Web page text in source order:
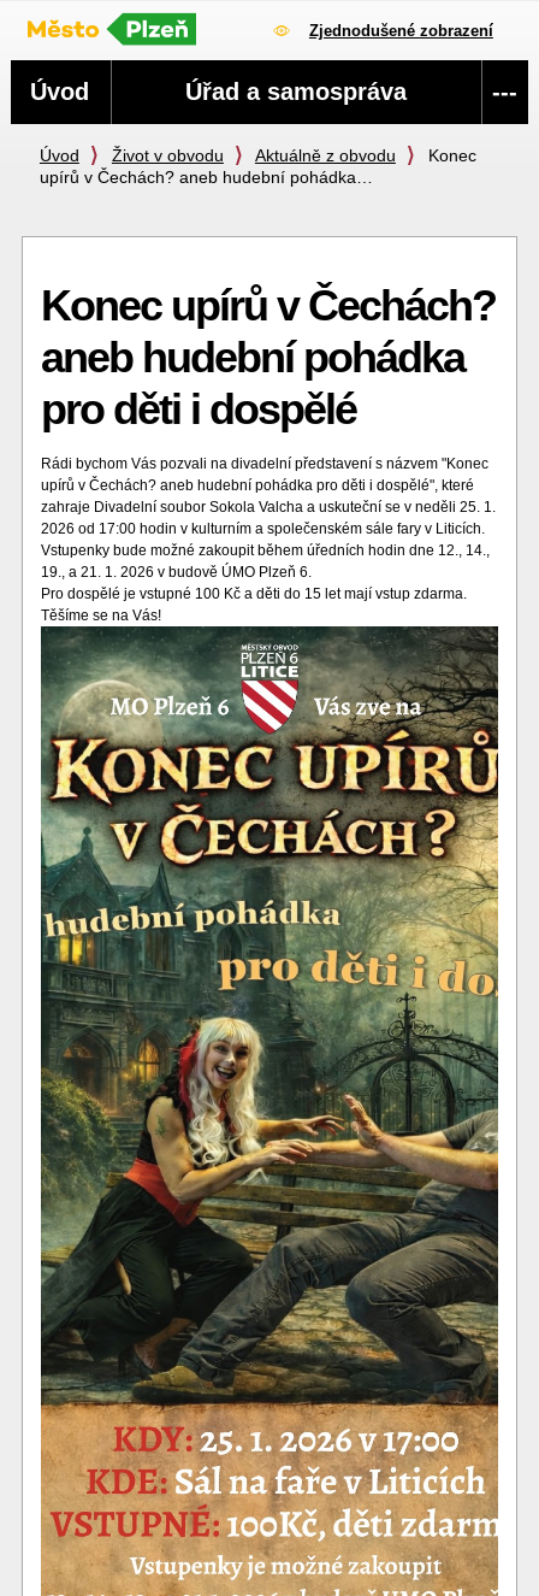
Zjednodušené zobrazení
Úvod Život v obvodu Aktuálně z obvodu
Konec
upírů v Čechách? aneb hudební pohádka…
Konec upírů v Čechách?
aneb hudební pohádka
pro děti i dospělé
Rádi bychom Vás pozvali na divadelní představení s názvem "Konec
upírů v Čechách? aneb hudební pohádka pro děti i dospělé", které
zahraje Divadelní soubor Sokola Valcha a uskuteční se v neděli 25. 1.
2026 od 17:00 hodin v kulturním a společenském sále fary v Liticích.
Vstupenky bude možné zakoupit během úředních hodin dne 12., 14.,
19., a 21. 1. 2026 v budově ÚMO Plzeň 6.
Pro dospělé je vstupné 100 Kč a děti do 15 let mají vstup zdarma.
Těšíme se na Vás!
Navigace
Úvod Úřad a samospráva ---